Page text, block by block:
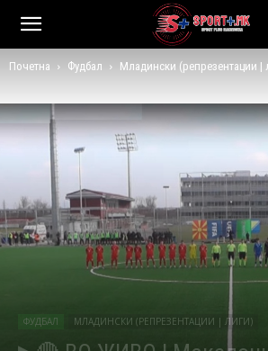
Почетна Фудбал Младински (репрезентации |
ФУДБАЛ МЛАДИНСКИ (РЕПРЕЗЕНТАЦИИ | ЛИГИ)